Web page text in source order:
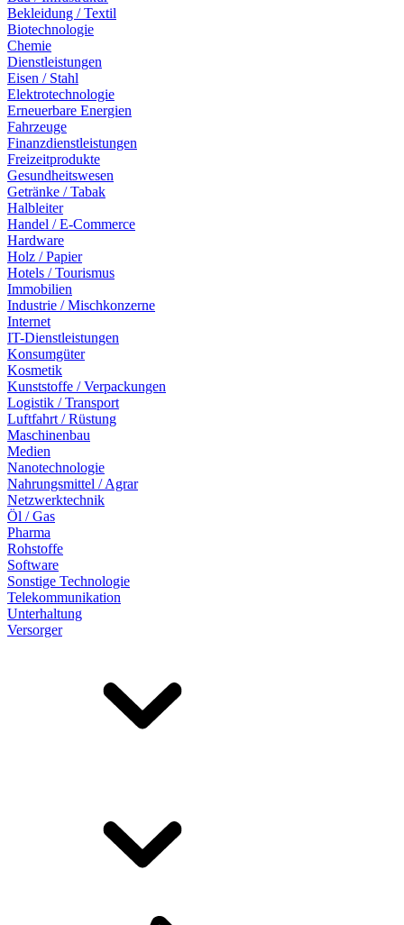
Bekleidung / Textil
Biotechnologie
Chemie
Dienstleistungen
Eisen / Stahl
Elektrotechnologie
Erneuerbare Energien
Fahrzeuge
Finanzdienstleistungen
Freizeitprodukte
Gesundheitswesen
Getränke / Tabak
Halbleiter
Handel / E-Commerce
Hardware
Holz / Papier
Hotels / Tourismus
Immobilien
Industrie / Mischkonzerne
Internet
IT-Dienstleistungen
Konsumgüter
Kosmetik
Kunststoffe / Verpackungen
Logistik / Transport
Luftfahrt / Rüstung
Maschinenbau
Medien
Nanotechnologie
Nahrungsmittel / Agrar
Netzwerktechnik
Öl / Gas
Pharma
Rohstoffe
Software
Sonstige Technologie
Telekommunikation
Unterhaltung
Versorger